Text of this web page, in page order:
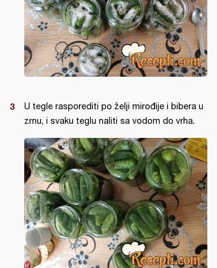
U tegle rasporediti po želji mirođije i bibera u
zrnu, i svaku teglu naliti sa vodom do vrha.